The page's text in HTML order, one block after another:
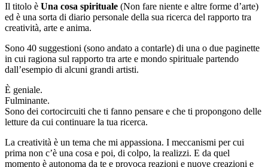
Il titolo è Una cosa spirituale (Non fare niente e altre forme d’arte)
ed è una sorta di diario personale della sua ricerca del rapporto tra
creatività, arte e anima.
Sono 40 suggestioni (sono andato a contarle) di una o due paginette
in cui ragiona sul rapporto tra arte e mondo spirituale partendo
dall’esempio di alcuni grandi artisti.
È geniale.
Fulminante.
Sono dei cortocircuiti che ti fanno pensare e che ti propongono delle
letture da cui continuare la tua ricerca.
La creatività è un tema che mi appassiona. I meccanismi per cui
prima non c’è una cosa e poi, di colpo, la realizzi. E da quel
momento è autonoma da te e provoca reazioni e nuove creazioni e